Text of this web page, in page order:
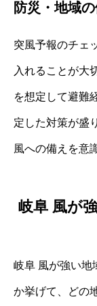
防災・地域の
突風予報のチェ
入れることが大
を想定して避難
定した対策が盛
風への備えを意
岐阜 風が
岐阜 風が強い地
か挙げて、どの